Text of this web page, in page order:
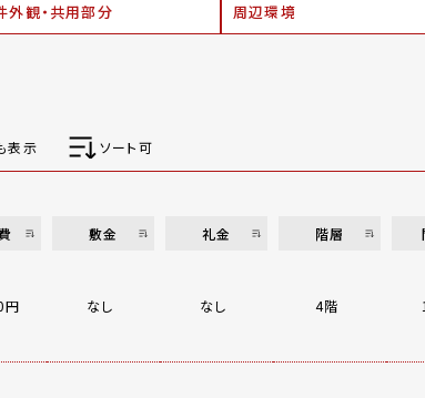
外観・共用部分 周辺環境
表示 ソート可
敷金 礼金 階層
円 なし なし 4階